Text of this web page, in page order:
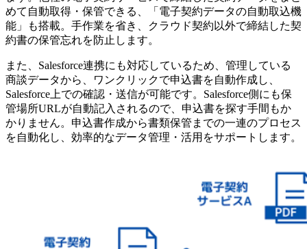
めて自動取得・保管できる、「電子契約データの自動取込機
能」も搭載。手作業を省き、クラウド契約以外で締結した契
約書の保管忘れを防止します。
また、Salesforce連携にも対応しているため、管理している
商談データから、ワンクリックで申込書を自動作成し、
Salesforce上での確認・送信が可能です。Salesforce側にも保
管場所URLが自動記入されるので、申込書を探す手間もか
かりません。申込書作成から書類保管までの一連のプロセス
を自動化し、効率的なデータ管理・活用をサポートします。